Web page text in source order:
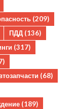
(209)
ПДД (136)
(317)
(68)
(189)